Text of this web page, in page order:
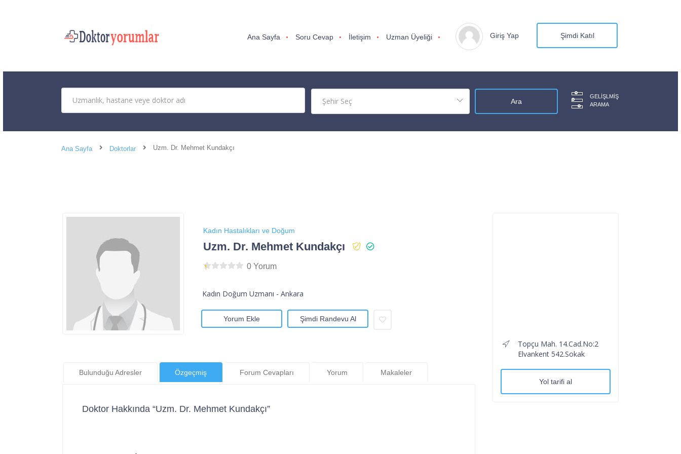
Ana Sayfa Soru Cevap İletişim Uzman Üyeliği Giriş Yap Şimdi Katıl
GELIŞLMIŞ
ARAMA
Ana Sayfa Doktorlar Uzm. Dr. Mehmet Kundakçı
Kadın Hastalıkları ve Doğum
Uzm. Dr. Mehmet Kundakçı
0 Yorum
Kadın Doğum Uzmanı - Ankara
Yorum Ekle Şimdi Randevu Al
Bulunduğu Adresler Özgeçmiş Forum Cevapları Yorum Makaleler
Doktor Hakkında “Uzm. Dr. Mehmet Kundakçı”
Topçu Mah. 14.Cad.No:2
Elvankent 542.Sokak
Yol tarifi al